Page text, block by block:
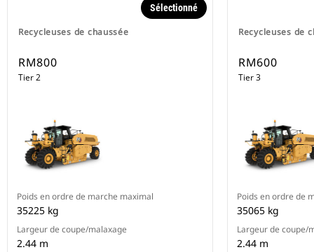
Recycleuses de chaussée
Sélectionné
RM800
Tier 2
Poids en ordre de marche maximal
35225 kg
Largeur de coupe/malaxage
2.44 m
Recycleuses de
RM600
Tier 3
Poids en ordre de
35065 kg
Largeur de coupe/
2.44 m